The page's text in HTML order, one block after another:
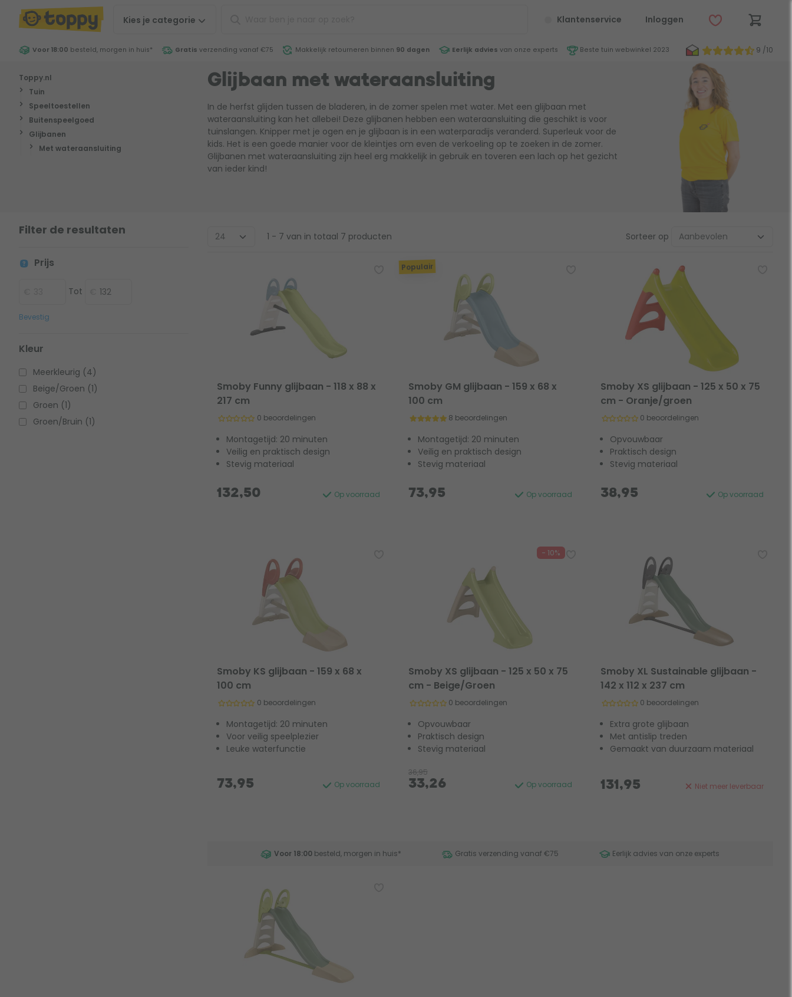
Kies je categorie Klantenservice Inloggen
Voor 18:00 besteld, morgen in huis* Gratis verzending vanaf €75 Makkelijk retourneren binnen 90 dagen Eerlijk advies van onze experts Beste tuin webwinkel 2023 9 /10
Toppy.nl
Tuin
Speeltoestellen
Buitenspeelgoed
Glijbanen
Met wateraansluiting
Glijbaan met wateraansluiting
In de herfst glijden tussen de bladeren, in de zomer spelen met water. Met een glijbaan met
wateraansluiting kan het allebei! Deze glijbanen hebben een wateraansluiting die geschikt is voor
tuinslangen. Knipper met je ogen en je glijbaan is in een waterparadijs veranderd. Superleuk voor de
kids. Het is een goede manier voor de kleintjes om even de verkoeling op te zoeken in de zomer.
Glijbanen met wateraansluiting zijn heel erg makkelijk in gebruik en toveren een lach op het gezicht
van ieder kind!
Filter de resultaten
Prijs
Tot
Bevestig
Kleur
Meerkleurig (4)
Beige/Groen (1)
Groen (1)
Groen/Bruin (1)
1 - 7 van in totaal 7 producten Sorteer op
Smoby Funny glijbaan - 118 x 88 x
217 cm
0 beoordelingen
Montagetijd: 20 minuten
Veilig en praktisch design
Stevig materiaal
Op voorraad
132,50
Populair
Smoby GM glijbaan - 159 x 68 x
100 cm
8 beoordelingen
Montagetijd: 20 minuten
Veilig en praktisch design
Stevig materiaal
Op voorraad
73,95
Smoby XS glijbaan - 125 x 50 x 75
cm - Oranje/groen
0 beoordelingen
Opvouwbaar
Praktisch design
Stevig materiaal
Op voorraad
38,95
Smoby KS glijbaan - 159 x 68 x
100 cm
0 beoordelingen
Montagetijd: 20 minuten
Voor veilig speelplezier
Leuke waterfunctie
Op voorraad
73,95
- 10%
Smoby XS glijbaan - 125 x 50 x 75
cm - Beige/Groen
0 beoordelingen
Opvouwbaar
Praktisch design
Stevig materiaal
Op voorraad
36,95
33,26
Smoby XL Sustainable glijbaan -
142 x 112 x 237 cm
0 beoordelingen
Extra grote glijbaan
Met antislip treden
Gemaakt van duurzaam materiaal
Niet meer leverbaar
131,95
Voor 18:00 besteld, morgen in huis* Gratis verzending vanaf €75 Eerlijk advies van onze experts